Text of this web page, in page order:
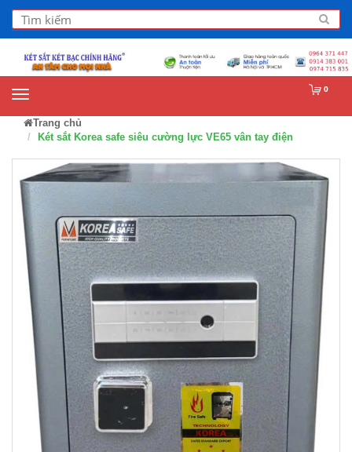
0
Trang chủ
Két sắt Korea safe siêu cường lực VE65 vân tay điện